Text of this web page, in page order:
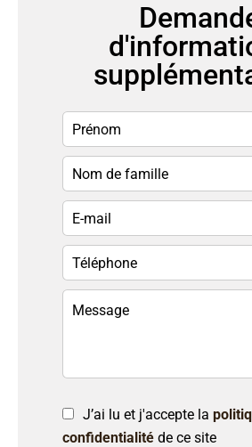
J’ai lu et j'accepte la
confidentialité de ce site